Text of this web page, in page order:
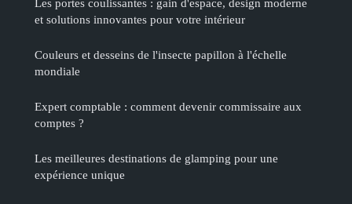
et solutions innovantes pour votre intérieur
Couleurs et desseins de l'insecte papillon à l'échelle
mondiale
Expert comptable : comment devenir commissaire aux
comptes ?
Les meilleures destinations de glamping pour une
expérience unique